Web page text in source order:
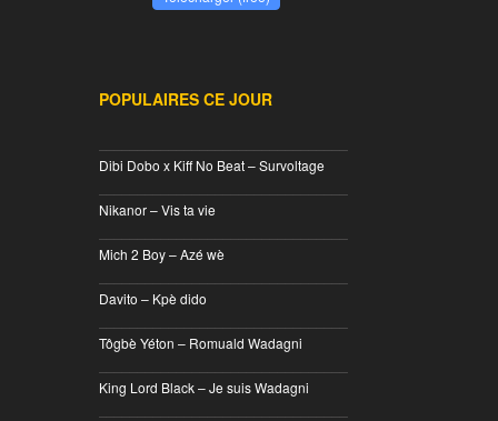
POPULAIRES CE JOUR
Dibi Dobo x Kiff No Beat – Survoltage
Nikanor – Vis ta vie
Mich 2 Boy – Azé wè
Davito – Kpè dido
Tôgbè Yéton – Romuald Wadagni
King Lord Black – Je suis Wadagni